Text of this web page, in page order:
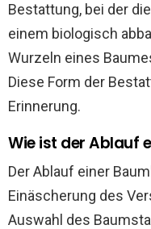
Bestattung, bei der
einem biologisch
Wurzeln eines
Diese Form der
Erinnerung.
Wie ist der Ablauf
Der Ablauf einer
Einäscherung des
Auswahl des